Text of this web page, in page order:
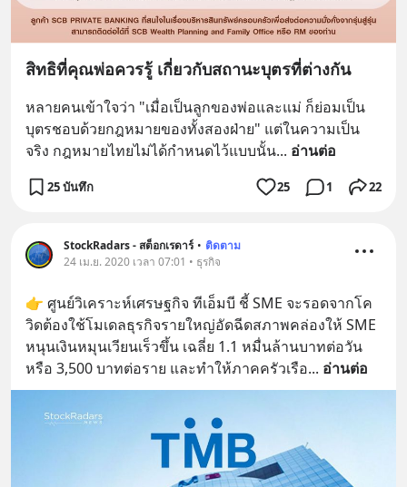
สิทธิที่คุณพ่อควรรู้ เกี่ยวกับสถานะบุตรที่ต่างกัน
หลายคนเข้าใจว่า "เมื่อเป็นลูกของพ่อและแม่ ก็ย่อมเป็น
บุตรชอบด้วยกฎหมายของทั้งสองฝ่าย" แต่ในความเป็น
จริง กฎหมายไทยไม่ได้กำหนดไว้แบบนั้น... อ่านต่อ
25 บันทึก 25 1 22
StockRadars - สต็อกเรดาร์ • ติดตาม
24 เม.ย. 2020 เวลา 07:01 • ธุรกิจ
👉 ศูนย์วิเคราะห์เศรษฐกิจ ทีเอ็มบี ชี้ SME จะรอดจากโค
วิดต้องใช้โมเดลธุรกิจรายใหญ่อัดฉีดสภาพคล่องให้ SME
หนุนเงินหมุนเวียนเร็วขึ้น เฉลี่ย 1.1 หมื่นล้านบาทต่อวัน
หรือ 3,500 บาทต่อราย และทำให้ภาคครัวเรือ... อ่านต่อ